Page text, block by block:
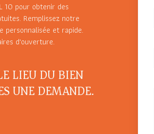
10 pour obtenir des
Remplissez notre
personnalisée et rapide.
d'ouverture.
LIEU DU BIEN
UNE DEMANDE.